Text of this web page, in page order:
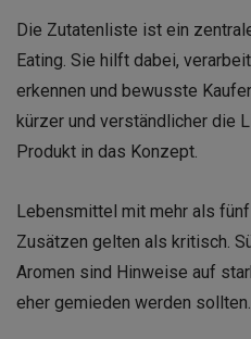
Die Zutatenliste ist ein
Eating. Sie hilft dabei,
erkennen und bewusste
kürzer und verständlicher die
Produkt in das Konzept.
Lebensmittel mit mehr als
Zusätzen gelten als kritisch.
Aromen sind Hinweise auf
eher gemieden werden sollten.